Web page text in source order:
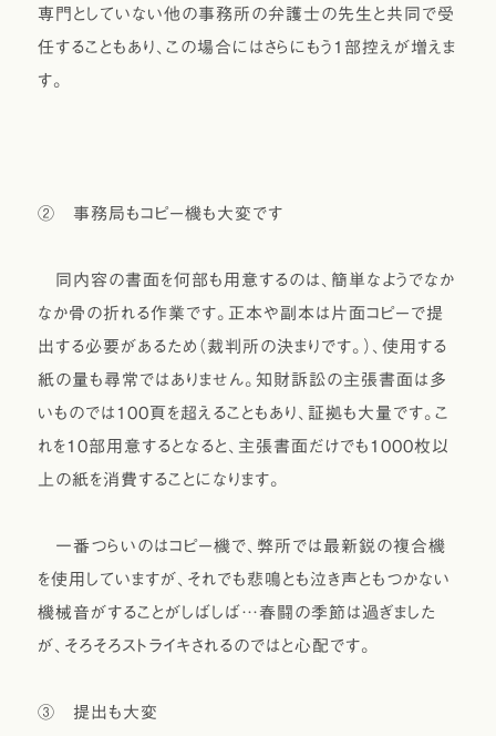
専門としていない他の事務所の弁護士の先生と共同で受
任することもあり、この場合にはさらにもう1部控えが増えま
す。
② 事務局もコピー機も大変です
同内容の書面を何部も用意するのは、簡単なようでなか
なか骨の折れる作業です。正本や副本は片面コピーで提
出する必要があるため（裁判所の決まりです。）、使用する
紙の量も尋常ではありません。知財訴訟の主張書面は多
いものでは100頁を超えることもあり、証拠も大量です。こ
れを10部用意するとなると、主張書面だけでも1000枚以
上の紙を消費することになります。
一番つらいのはコピー機で、弊所では最新鋭の複合機
を使用していますが、それでも悲鳴とも泣き声ともつかない
機械音がすることがしばしば…春闘の季節は過ぎました
が、そろそろストライキされるのではと心配です。
③ 提出も大変